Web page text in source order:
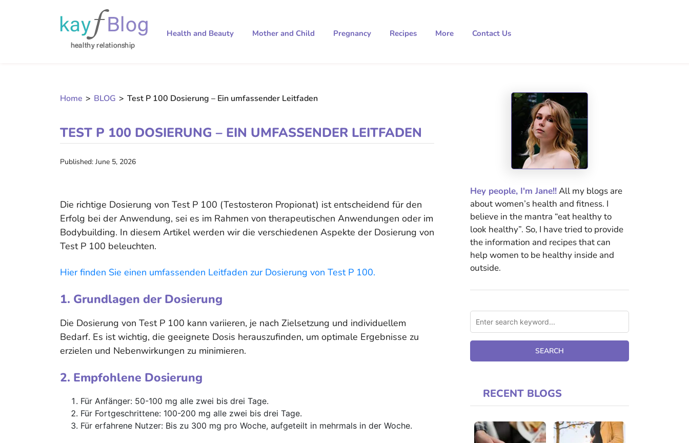
Health and Beauty Mother and Child Pregnancy Recipes More Contact Us
Home > BLOG > Test P 100 Dosierung – Ein umfassender Leitfaden
TEST P 100 DOSIERUNG – EIN UMFASSENDER LEITFADEN
Published: June 5, 2026
Die richtige Dosierung von Test P 100 (Testosteron Propionat) ist entscheidend für den
Erfolg bei der Anwendung, sei es im Rahmen von therapeutischen Anwendungen oder im
Bodybuilding. In diesem Artikel werden wir die verschiedenen Aspekte der Dosierung von
Test P 100 beleuchten.
Hier finden Sie einen umfassenden Leitfaden zur Dosierung von Test P 100.
1. Grundlagen der Dosierung
Die Dosierung von Test P 100 kann variieren, je nach Zielsetzung und individuellem
Bedarf. Es ist wichtig, die geeignete Dosis herauszufinden, um optimale Ergebnisse zu
erzielen und Nebenwirkungen zu minimieren.
2. Empfohlene Dosierung
Für Anfänger: 50-100 mg alle zwei bis drei Tage.
Für Fortgeschrittene: 100-200 mg alle zwei bis drei Tage.
Für erfahrene Nutzer: Bis zu 300 mg pro Woche, aufgeteilt in mehrmals in der Woche.
Hey people, I'm Jane!!All my blogs are
about women’s health and fitness. I
believe in the mantra “eat healthy to
look healthy”. So, I have tried to provide
the information and recipes that can
help women to be healthy inside and
outside.
RECENT BLOGS